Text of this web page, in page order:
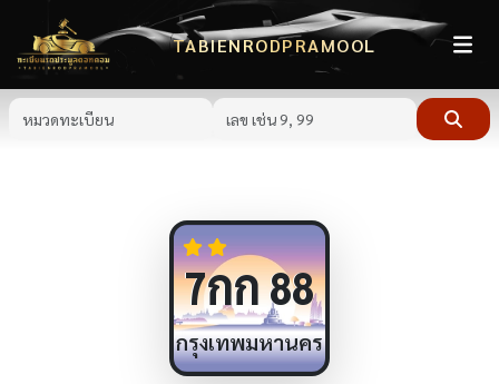
TABIENRODPRAMOOL
7กก88
กรุงเทพมหานคร